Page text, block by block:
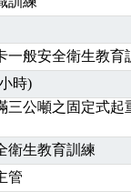
我？課程百百種選
、「隧道等襯砌作
能系列課程資訊
危害預防職場安衛
，若遇停班停課消
08堆高機課程，政
囉
一般安全衛生教育
時)
三公噸之固定式起
衛生教育訓練
管